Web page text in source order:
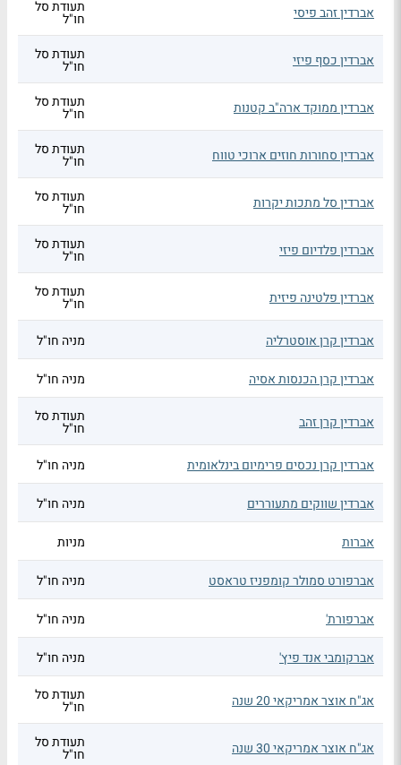
אברדין זהב פיסי תעודת סל
חו"ל
אברדין כסף פיזי תעודת סל
חו"ל
אברדין ממוקד ארה"ב קטנות תעודת סל
חו"ל
אברדין סחורות חוזים ארוכי טווח תעודת סל
חו"ל
אברדין סל מתכות יקרות תעודת סל
חו"ל
אברדין פלדיום פיזי תעודת סל
חו"ל
אברדין פלטינה פיזית תעודת סל
חו"ל
אברדין קרן אוסטרליה
מניה חו"ל
אברדין קרן הכנסות אסיה מניה חו"ל
אברדין קרן זהב תעודת סל
חו"ל
אברדין קרן נכסים פרימיום בינלאומית
מניה חו"ל
אברדין שווקים מתעוררים מניה חו"ל
אברות מניות
אברפורט סמולר קומפניז טראסט מניה חו"ל
אברפורת' מניה חו"ל
אברקומבי אנד פיץ' מניה חו"ל
אג"ח אוצר אמריקאי 20 שנה תעודת סל
חו"ל
אג"ח אוצר אמריקאי 30 שנה תעודת סל
חו"ל